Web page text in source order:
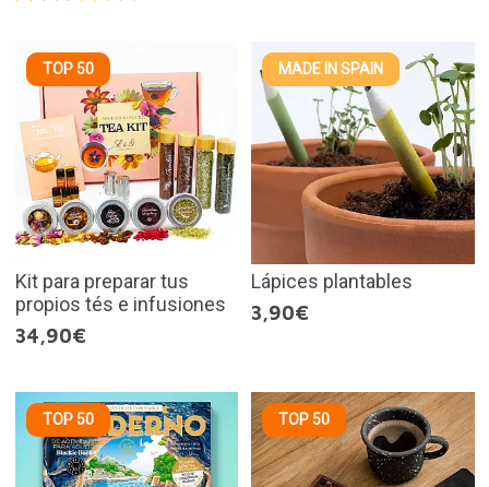
TOP 50
Kit para preparar tus
propios tés e infusiones
34,90€
MADE IN SPAIN
Lápices plantables
3,90€
TOP 50 TOP 50